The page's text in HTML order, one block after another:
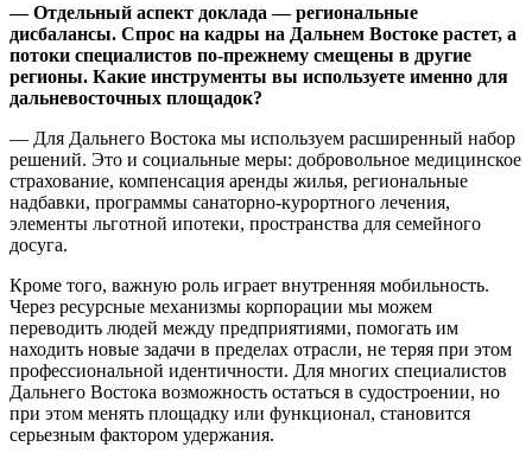
— Отдельный аспект доклада — региональные
дисбалансы. Спрос на кадры на Дальнем Востоке растет, а
потоки специалистов по‑прежнему смещены в другие
регионы. Какие инструменты вы используете именно для
дальневосточных площадок?
— Для Дальнего Востока мы используем расширенный набор
решений. Это и социальные меры: добровольное медицинское
страхование, компенсация аренды жилья, региональные
надбавки, программы санаторно‑курортного лечения,
элементы льготной ипотеки, пространства для семейного
досуга.
Кроме того, важную роль играет внутренняя мобильность.
Через ресурсные механизмы корпорации мы можем
переводить людей между предприятиями, помогать им
находить новые задачи в пределах отрасли, не теряя при этом
профессиональной идентичности. Для многих специалистов
Дальнего Востока возможность остаться в судостроении, но
при этом менять площадку или функционал, становится
серьезным фактором удержания.